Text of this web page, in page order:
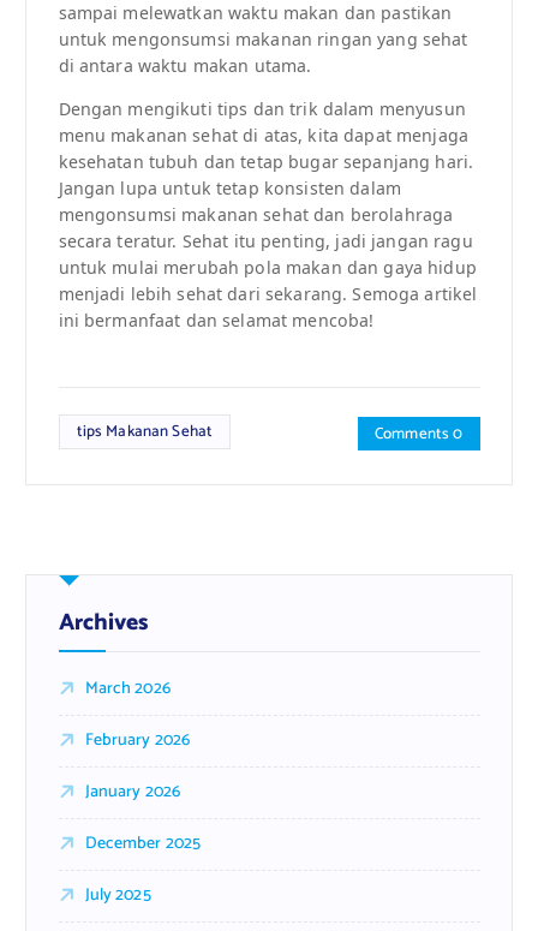
sampai melewatkan waktu makan dan pastikan
untuk mengonsumsi makanan ringan yang sehat
di antara waktu makan utama.
Dengan mengikuti tips dan trik dalam menyusun
menu makanan sehat di atas, kita dapat menjaga
kesehatan tubuh dan tetap bugar sepanjang hari.
Jangan lupa untuk tetap konsisten dalam
mengonsumsi makanan sehat dan berolahraga
secara teratur. Sehat itu penting, jadi jangan ragu
untuk mulai merubah pola makan dan gaya hidup
menjadi lebih sehat dari sekarang. Semoga artikel
ini bermanfaat dan selamat mencoba!
tips Makanan Sehat Comments 0
Archives
March 2026
February 2026
January 2026
December 2025
July 2025